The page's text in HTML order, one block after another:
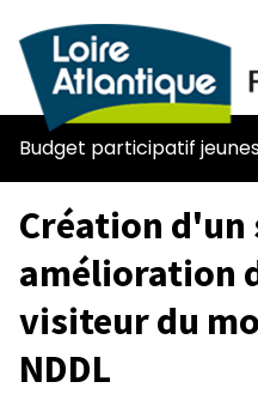
Budget participatif
Création d'un
amélioration
visiteur du
NDDL